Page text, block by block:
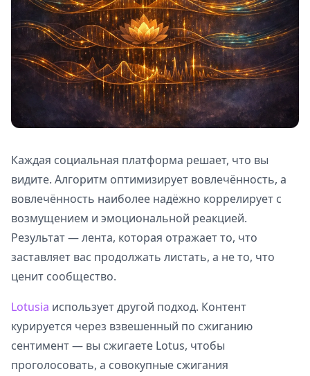
Каждая социальная платформа решает, что вы
видите. Алгоритм оптимизирует вовлечённость, а
вовлечённость наиболее надёжно коррелирует с
возмущением и эмоциональной реакцией.
Результат — лента, которая отражает то, что
заставляет вас продолжать листать, а не то, что
ценит сообщество.
Lotusia использует другой подход. Контент
курируется через взвешенный по сжиганию
сентимент — вы сжигаете Lotus, чтобы
проголосовать, а совокупные сжигания